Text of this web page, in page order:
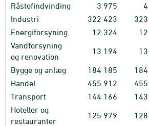
Råstofindvinding 3 975 4
Industri
322 423 323
Energiforsyning
12 324 12
Vandforsyning
og renovation
13 194 13
Bygge og anlæg 184 185 184
Handel
455 912 455
Transport
144 166 143
Hoteller og
restauranter
125 979 128